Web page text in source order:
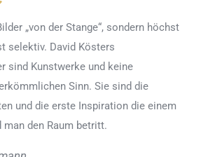
„von der Stange“, sondern höchst
selektiv. David Kösters
sind Kunstwerke und keine
Sinn. Sie sind die
und die erste Inspiration die einem
den Raum betritt.